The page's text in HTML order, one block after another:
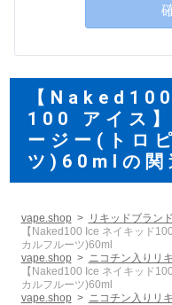
【
100 アイス
ージー(トロ
ツ)60mlの関
vape.shop
リキッドブランド
【Naked100 Ice ネイキッド
カルフルーツ)60ml
vape.shop
ニコチン入りリ
【Naked100 Ice ネイキッド
カルフルーツ)60ml
vape.shop
ニコチン入りリ